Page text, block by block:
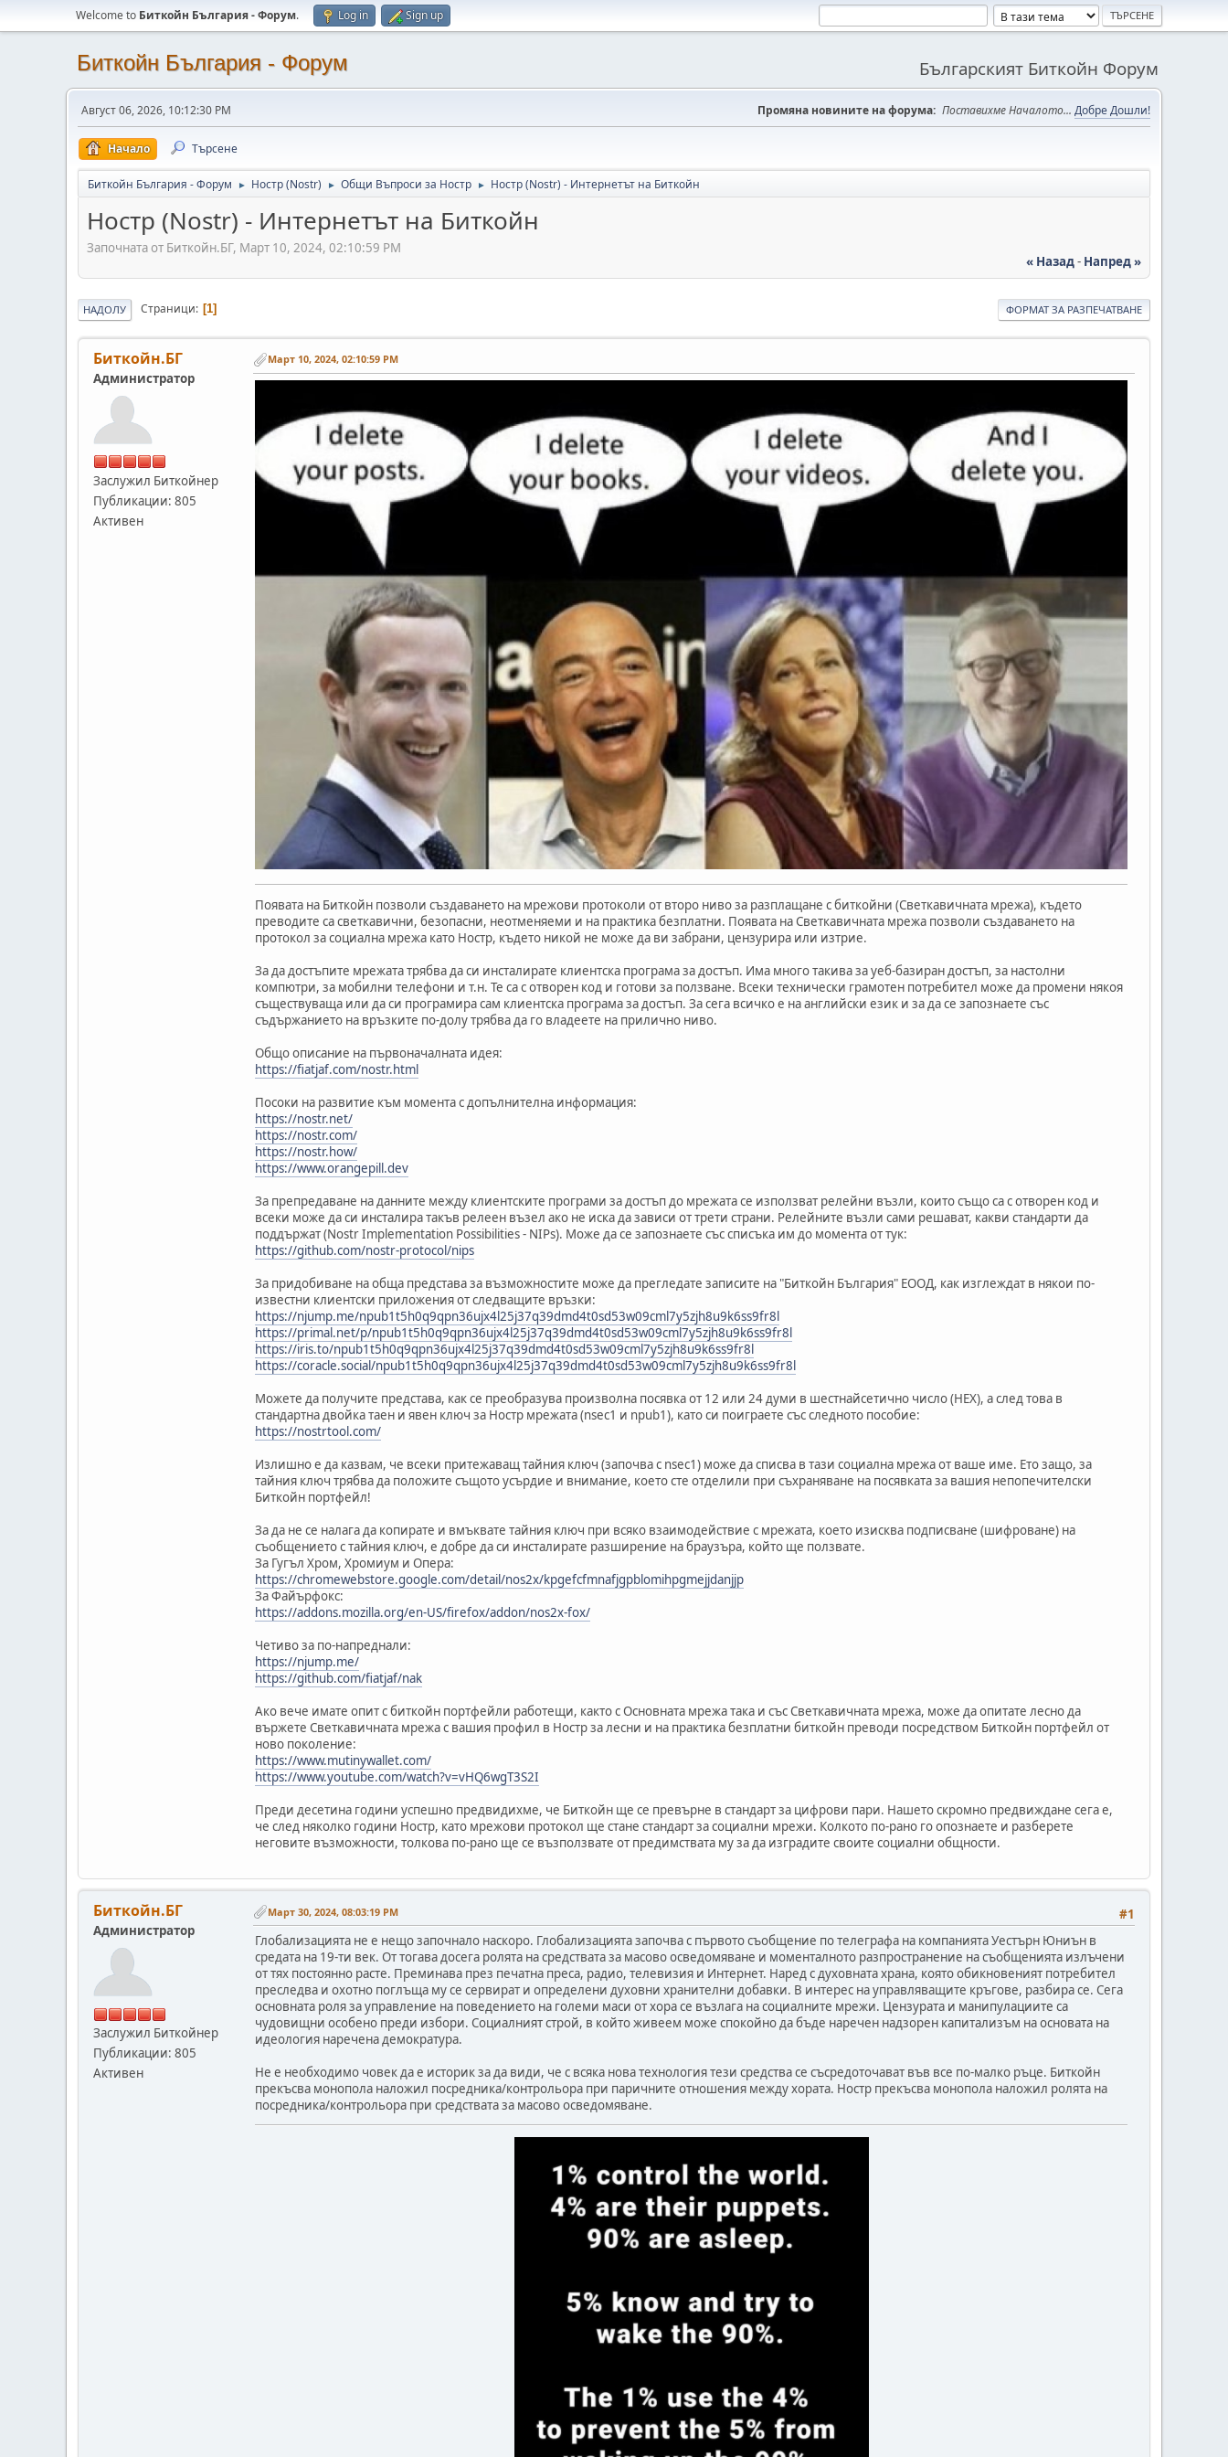
Welcome to Биткойн България - Форум. Log in Sign up
Биткойн България - Форум Българският Биткойн Форум
Август 06, 2026, 10:12:30 PM Промяна новините на форума: Поставихме Началото... Добре Дошли!
Начало Търсене
Биткойн България - Форум ► Ностр (Nostr) ► Общи Въпроси за Ностр ► Ностр (Nostr) - Интернетът на Биткойн
Ностр (Nostr) - Интернетът на Биткойн
Започната от Биткойн.БГ, Март 10, 2024, 02:10:59 PM
« Назад- Напред »
ФОРМАТ ЗА РАЗПЕЧАТВАНЕ
НАДОЛУ Страници 1
Биткойн.БГ
Администратор
Заслужил Биткойнер
Публикации: 805
Активен
Март 10, 2024, 02:10:59 PM
Появата на Биткойн позволи създаването на мрежови протоколи от второ ниво за разплащане с биткойни (Светкавичната мрежа), където
преводите са светкавични, безопасни, неотменяеми и на практика безплатни. Появата на Светкавичната мрежа позволи създаването на
протокол за социална мрежа като Ностр, където никой не може да ви забрани, цензурира или изтрие.
За да достъпите мрежата трябва да си инсталирате клиентска програма за достъп. Има много такива за уеб-базиран достъп, за настолни
компютри, за мобилни телефони и т.н. Те са с отворен код и готови за ползване. Всеки технически грамотен потребител може да промени някоя
съществуваща или да си програмира сам клиентска програма за достъп. За сега всичко е на английски език и за да се запознаете със
съдържанието на връзките по-долу трябва да го владеете на прилично ниво.
Общо описание на първоначалната идея:
https://fiatjaf.com/nostr.html
Посоки на развитие към момента с допълнителна информация:
https://nostr.net/
https://nostr.com/
https://nostr.how/
https://www.orangepill.dev
За препредаване на данните между клиентските програми за достъп до мрежата се използват релейни възли, които също са с отворен код и
всеки може да си инсталира такъв релеен възел ако не иска да зависи от трети страни. Релейните възли сами решават, какви стандарти да
поддържат (Nostr Implementation Possibilities - NIPs). Може да се запознаете със списъка им до момента от тук:
https://github.com/nostr-protocol/nips
За придобиване на обща представа за възможностите може да прегледате записите на "Биткойн България" ЕООД, как изглеждат в някои по-
известни клиентски приложения от следващите връзки:
https://njump.me/npub1t5h0q9qpn36ujx4l25j37q39dmd4t0sd53w09cml7y5zjh8u9k6ss9fr8l
https://primal.net/p/npub1t5h0q9qpn36ujx4l25j37q39dmd4t0sd53w09cml7y5zjh8u9k6ss9fr8l
https://iris.to/npub1t5h0q9qpn36ujx4l25j37q39dmd4t0sd53w09cml7y5zjh8u9k6ss9fr8l
https://coracle.social/npub1t5h0q9qpn36ujx4l25j37q39dmd4t0sd53w09cml7y5zjh8u9k6ss9fr8l
Можете да получите представа, как се преобразува произволна посявка от 12 или 24 думи в шестнайсетично число (HEX), а след това в
стандартна двойка таен и явен ключ за Ностр мрежата (nsec1 и npub1), като си поиграете със следното пособие:
https://nostrtool.com/
Излишно е да казвам, че всеки притежаващ тайния ключ (започва с nsec1) може да списва в тази социална мрежа от ваше име. Ето защо, за
тайния ключ трябва да положите същото усърдие и внимание, което сте отделили при съхраняване на посявката за вашия непопечителски
Биткойн портфейл!
За да не се налага да копирате и вмъквате тайния ключ при всяко взаимодействие с мрежата, което изисква подписване (шифроване) на
съобщението с тайния ключ, е добре да си инсталирате разширение на браузъра, който ще ползвате.
За Гугъл Хром, Хромиум и Опера:
https://chromewebstore.google.com/detail/nos2x/kpgefcfmnafjgpblomihpgmejjdanjjp
За Файърфокс:
https://addons.mozilla.org/en-US/firefox/addon/nos2x-fox/
Четиво за по-напреднали:
https://njump.me/
https://github.com/fiatjaf/nak
Ако вече имате опит с биткойн портфейли работещи, както с Основната мрежа така и със Светкавичната мрежа, може да опитате лесно да
вържете Светкавичната мрежа с вашия профил в Ностр за лесни и на практика безплатни биткойн преводи посредством Биткойн портфейл от
ново поколение:
https://www.mutinywallet.com/
https://www.youtube.com/watch?v=vHQ6wgT3S2I
Преди десетина години успешно предвидихме, че Биткойн ще се превърне в стандарт за цифрови пари. Нашето скромно предвиждане сега е,
че след няколко години Ностр, като мрежови протокол ще стане стандарт за социални мрежи. Колкото по-рано го опознаете и разберете
неговите възможности, толкова по-рано ще се възползвате от предимствата му за да изградите своите социални общности.
Биткойн.БГ
Администратор
Заслужил Биткойнер
Публикации: 805
Активен
#1
Март 30, 2024, 08:03:19 PM
Глобализацията не е нещо започнало наскоро. Глобализацията започва с първото съобщение по телеграфа на компанията Уестърн Юниън в
средата на 19-ти век. От тогава досега ролята на средствата за масово осведомяване и моменталното разпространение на съобщенията излъчени
от тях постоянно расте. Преминава през печатна преса, радио, телевизия и Интернет. Наред с духовната храна, която обикновеният потребител
преследва и охотно поглъща му се сервират и определени духовни хранителни добавки. В интерес на управляващите кръгове, разбира се. Сега
основната роля за управление на поведението на големи маси от хора се възлага на социалните мрежи. Цензурата и манипулациите са
чудовищни особено преди избори. Социалният строй, в който живеем може спокойно да бъде наречен надзорен капитализъм на основата на
идеология наречена демократура.
Не е необходимо човек да е историк за да види, че с всяка нова технология тези средства се съсредоточават във все по-малко ръце. Биткойн
прекъсва монопола наложил посредника/контрольора при паричните отношения между хората. Ностр прекъсва монопола наложил ролята на
посредника/контрольора при средствата за масово осведомяване.